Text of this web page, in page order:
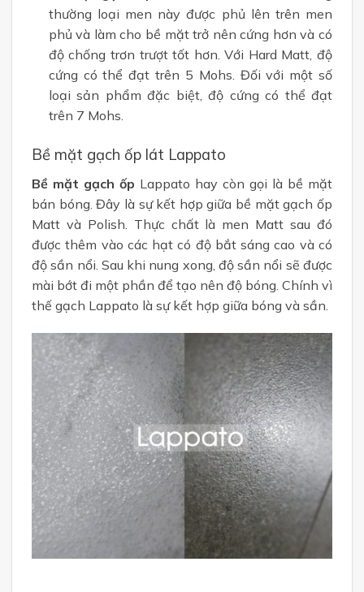
thường loại men này được phủ lên trên men
phủ và làm cho bề mặt trở nên cứng hơn và có
độ chống trơn trượt tốt hơn. Với Hard Matt, độ
cứng có thể đạt trên 5 Mohs. Đối với một số
loại sản phẩm đặc biệt, độ cứng có thể đạt
trên 7 Mohs.
Bề mặt gạch ốp lát Lappato
Bề mặt gạch ốp Lappato hay còn gọi là bề mặt
bán bóng. Đây là sự kết hợp giữa bề mặt gạch ốp
Matt và Polish. Thực chất là men Matt sau đó
được thêm vào các hạt có độ bắt sáng cao và có
độ sần nổi. Sau khi nung xong, độ sần nổi sẽ được
mài bớt đi một phần để tạo nên độ bóng. Chính vì
thế gạch Lappato là sự kết hợp giữa bóng và sần.